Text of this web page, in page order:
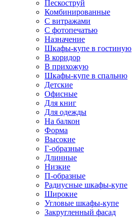
Пескоструй
Комбинированные
С витражами
С фотопечатью
Назначение
Шкафы-купе в гостиную
В коридор
В прихожую
Шкафы-купе в спальню
Детские
Офисные
Для книг
Для одежды
На балкон
Форма
Высокие
Г-образные
Длинные
Низкие
П-образные
Радиусные шкафы-купе
Широкие
Угловые шкафы-купе
Закругленный фасад